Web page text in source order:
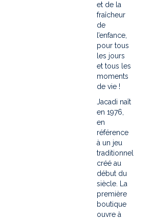
et de la
fraîcheur
de
l’enfance,
pour tous
les jours
et tous les
moments
de vie !
Jacadi naît
en 1976,
en
référence
à un jeu
traditionnel
créé au
début du
siècle. La
première
boutique
ouvre à